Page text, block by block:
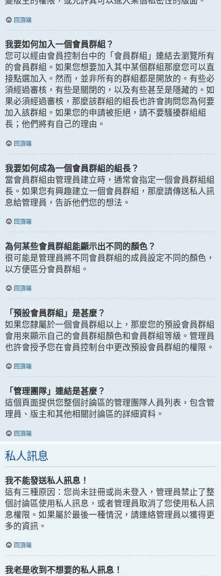
回頂端
我要如何加入一個會員群組？
您可以經由會員控制台中的「會員群組」連結去瀏覽所有
的會員群組。如果您想要加入其中某個群組那麼您可以直
接點選加入。然而，並非所有的群組都是開放的。有些必
須經過審核，有些是關閉的，以及有些甚至是隱藏的。如
果必須經過審核，那麼該群組的組長也許會詢問您為何要
加入該群組。如果您的申請被拒絕，請不要騷擾群組組
長；他們將有自己的理由。
回頂端
我要如何成為一個會員群組的組長？
當會員群組由管理員建立時，通常會指定一個會員群組組
長。如果您有興趣建立一個會員群組，那麼請傳送私人訊
息給管理員，告訴他們您的想法。
回頂端
為何某些會員群組能顯示出不同的顏色？
很可能是管理員將不同會員群組的成員設定不同的顏色，
以方便區分會員群組。
回頂端
「預設會員群組」是甚麼？
如果您隸屬於一個會員群組以上，那麼您的預設會員群組
會用來顯示自己的會員群組顏色和會員群組等級。管理員
也許會授予您在會員控制台中更改預設會員群組的權限。
回頂端
「管理團隊」連結是甚麼？
這個頁面提供您整個討論區的管理團隊人員列表，包含管
理員、版主和其他相關討論區的詳細資料。
回頂端
私人訊息
我不能發送私人訊息！
這有三種原因：您尚未註冊或尚未登入，管理員禁止了整
個討論區使用私人訊息，或者管理員取消了您使用私人訊
息權限。如果屬於最後一種情況，請連絡管理員以獲得更
多的資訊。
回頂端
我老是收到不想要的私人訊息！